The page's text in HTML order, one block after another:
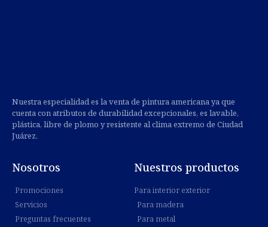
Nuestra especialidad es la venta de pintura americana ya que
cuenta con atributos de durabilidad excepcionales, es lavable,
plástica, libre de plomo y resistente al clima extremo de Ciudad
Juárez.
Nosotros
Promociones
Servicios
Preguntas frecuentes
Nuestros productos
Para interior exterior
Para madera
Para metal